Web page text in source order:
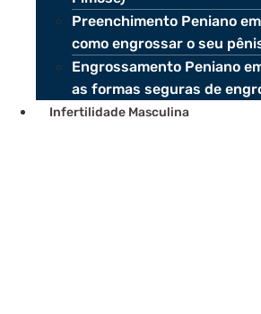
Preenchimento Peniano
como engrossar o seu
Engrossamento Peniano
as formas seguras de
Infertilidade Masculina